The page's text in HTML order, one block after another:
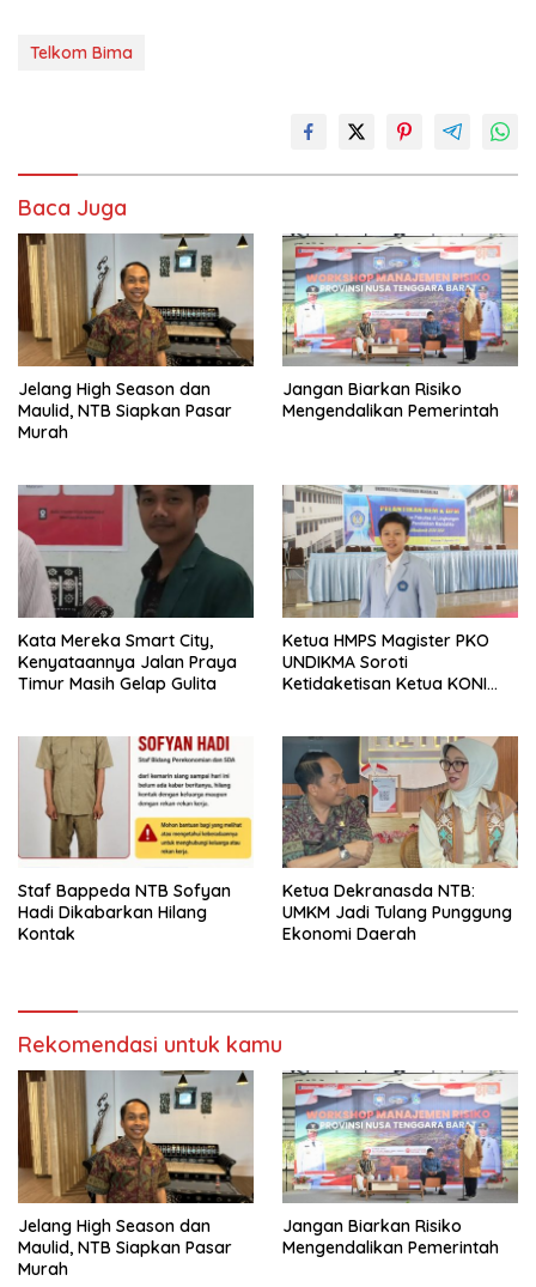
Telkom Bima
Baca Juga
Jelang High Season dan
Maulid, NTB Siapkan Pasar
Murah
Jangan Biarkan Risiko
Mengendalikan Pemerintah
Kata Mereka Smart City,
Kenyataannya Jalan Praya
Timur Masih Gelap Gulita
Ketua HMPS Magister PKO
UNDIKMA Soroti
Ketidaketisan Ketua KONI
Arena Kepentingan Sesaat
Staf Bappeda NTB Sofyan
Hadi Dikabarkan Hilang
Kontak
Ketua Dekranasda NTB:
UMKM Jadi Tulang Punggung
Ekonomi Daerah
Rekomendasi untuk kamu
Jelang High Season dan
Maulid, NTB Siapkan Pasar
Murah
Jangan Biarkan Risiko
Mengendalikan Pemerintah